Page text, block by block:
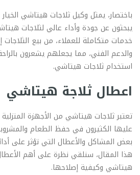
باختصار، يمثل وكيل ثلاجات هيتاشي الخيار
يبحثون عن جودة وأداء عالي لثلاجات
خدمات متكاملة للعملاء، من بيع الثلاجات
والدعم الفني، مما يجعلهم يشعرون
استخدام ثلاجات هيتاشي.
اعطال ثلاجة هيتاشي
تعتبر ثلاجات هيتاشي من الأجهزة
عليها الكثيرون في حفظ الطعام
بعض المشاكل والأعطال التي تؤثر على
هذا المقال، سنلقي نظرة على أهم
هيتاشي وكيفية إصلاحها.